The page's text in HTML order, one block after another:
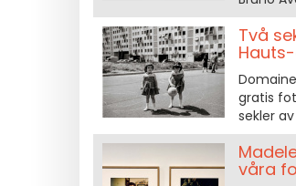
Två
gratis
sekler
våra